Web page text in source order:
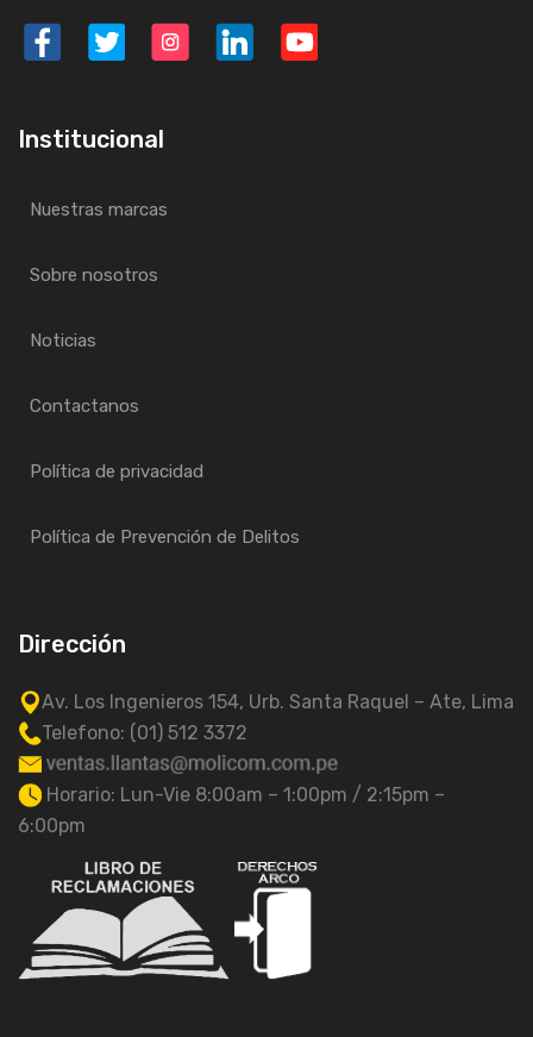
Institucional
Nuestras marcas
Sobre nosotros
Noticias
Contactanos
Política de privacidad
Política de Prevención de Delitos
Dirección
Av. Los Ingenieros 154, Urb. Santa Raquel – Ate, Lima
Telefono: (01) 512 3372
Horario: Lun-Vie 8:00am – 1:00pm / 2:15pm –
6:00pm